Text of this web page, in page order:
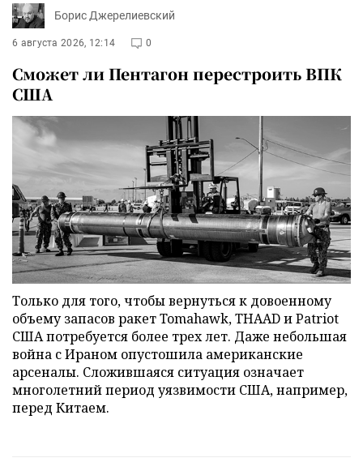
Борис Джерелиевский
6 августа 2026, 12:14 0
Сможет ли Пентагон перестроить ВПК
США
Только для того, чтобы вернуться к довоенному
объему запасов ракет Tomahawk, THAAD и Patriot
США потребуется более трех лет. Даже небольшая
война с Ираном опустошила американские
арсеналы. Сложившаяся ситуация означает
многолетний период уязвимости США, например,
перед Китаем.